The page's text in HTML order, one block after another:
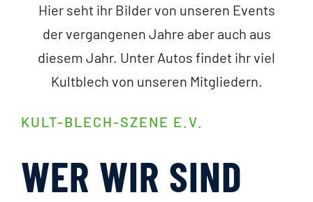
Hier seht ihr Bilder von unseren Events
der vergangenen Jahre aber auch aus
diesem Jahr. Unter Autos findet ihr viel
Kultblech von unseren Mitgliedern.
KULT-BLECH-SZENE E.V.
WER WIR SIND